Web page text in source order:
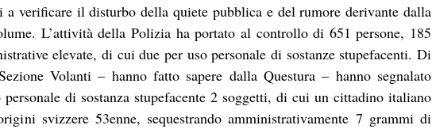
verificare il disturbo della quiete pubblica e del rumore derivante dalla
L’attività della Polizia ha portato al controllo di 651 persone, 185
elevate, di cui due per uso personale di sostanze stupefacenti. Di
Volanti – hanno fatto sapere dalla Questura – hanno segnalato
personale di sostanza stupefacente 2 soggetti, di cui un cittadino italiano
svizzere 53enne, sequestrando amministrativamente 7 grammi di